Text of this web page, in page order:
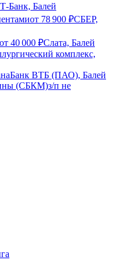
Т-Банк, Балей
от 78 900 ₽СБЕР,
от 40 000 ₽Слата, Балей
комплекс,
Банк ВТБ (ПАО), Балей
(СБКМ)з/п не